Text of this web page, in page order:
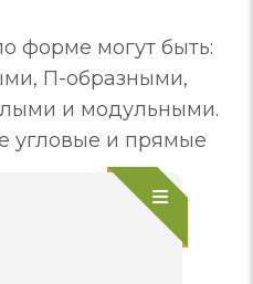
форме могут быть:
П-образными,
и модульными.
угловые и прямые